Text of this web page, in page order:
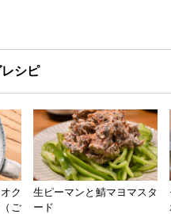
シピ
ク
ご
生ピーマンと鯖マヨマスタ
ード